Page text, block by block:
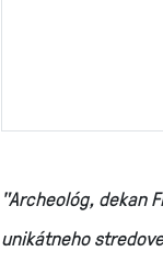
"Archeológ, dekan
unikátneho